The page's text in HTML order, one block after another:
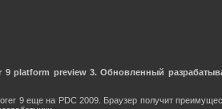
platform preview 3. Обновленный
9 еще на PDC 2009. Браузер получит